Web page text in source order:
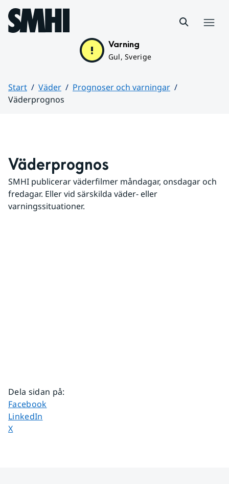
Hoppa till sidans innehåll
Varning
Gul, Sverige
Start Väder
Prognoser och varningar
Väderprognos
Väderprognos
SMHI publicerar väderfilmer måndagar, onsdagar och
fredagar. Eller vid särskilda väder- eller
varningssituationer.
Dela sidan på:
Dela sidan på
Facebook
Dela sidan på
LinkedIn
Dela sidan på
X